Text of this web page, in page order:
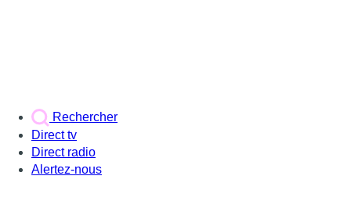
Rechercher
Direct tv
Direct radio
Alertez-nous